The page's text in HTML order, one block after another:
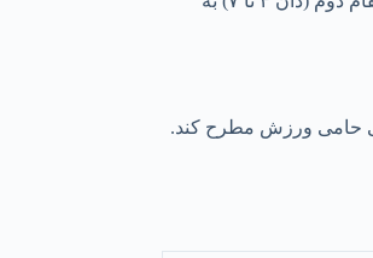
حامی ورزش مطرح کند.